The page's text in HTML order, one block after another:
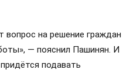
на решение граждан
— пояснил Пашинян. И
подавать